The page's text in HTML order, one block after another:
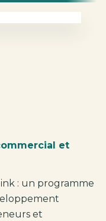
et
: un programme
et